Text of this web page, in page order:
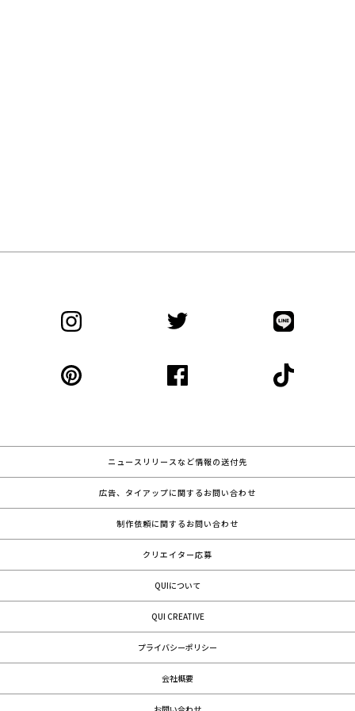
ニュースリリースなど情報の送付先
広告、タイアップに関するお問い合わせ
制作依頼に関するお問い合わせ
クリエイター応募
QUIについて
QUI CREATIVE
プライバシーポリシー
会社概要